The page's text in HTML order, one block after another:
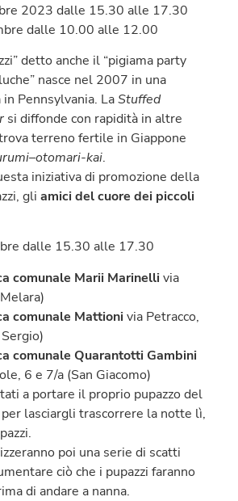
2023 dalle 15.30 alle 17.30
dalle 10.00 alle 12.00
detto anche il “pigiama party
nasce nel 2007 in una
Pennsylvania. LaStuffed
si diffonde con rapidità in altre
terreno fertile in Giappone
kai.
iniziativa di promozione della
gli amici del cuore dei piccoli
dalle 15.30 alle 17.30
comunale Marii Marinellivia
comunale Mattionivia Petracco,
comunale Quarantotti Gambini
6 e 7/a (San Giacomo)
a portare il proprio pupazzo del
lasciargli trascorrere la notte lì,
poi una serie di scatti
ciò che i pupazzi faranno
di andare a nanna.